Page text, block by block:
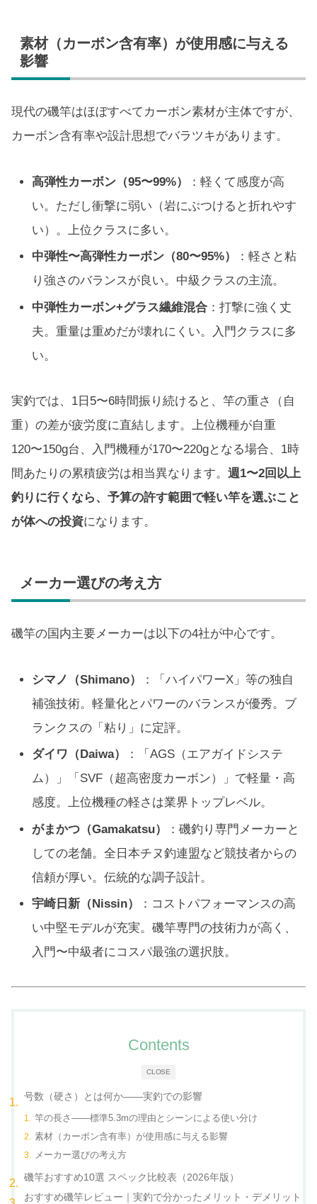
素材（カーボン含有率）が使用感に与える
影響
現代の磯竿はほぼすべてカーボン素材が主体ですが、
カーボン含有率や設計思想でバラツキがあります。
高弾性カーボン（95〜99%）
：軽くて感度が高
い。ただし衝撃に弱い（岩にぶつけると折れやす
い）。上位クラスに多い。
中弾性〜高弾性カーボン（80〜95%）
：軽さと粘
り強さのバランスが良い。中級クラスの主流。
中弾性カーボン+グラス繊維混合 ：打撃に強く丈
夫。重量は重めだが壊れにくい。入門クラスに多
い。
実釣では、1日5〜6時間振り続けると、竿の重さ（自
重）の差が疲労度に直結します。上位機種が自重
120〜150g台、入門機種が170〜220gとなる場合、1時
間あたりの累積疲労は相当異なります。 週1〜2回以上
釣りに行くなら、予算の許す範囲で軽い竿を選ぶこと
が体への投資になります。
メーカー選びの考え方
磯竿の国内主要メーカーは以下の4社が中心です。
シマノ（Shimano）
：「ハイパワーX」等の独自
補強技術。軽量化とパワーのバランスが優秀。ブ
ランクスの「粘り」に定評。
ダイワ（Daiwa）
：「AGS（エアガイドシステ
ム）」「SVF（超高密度カーボン）」で軽量・高
感度。上位機種の軽さは業界トップレベル。
がまかつ（Gamakatsu）
：磯釣り専門メーカーと
しての老舗。全日本チヌ釣連盟など競技者からの
信頼が厚い。伝統的な調子設計。
宇崎日新（Nissin）
：コストパフォーマンスの高
い中堅モデルが充実。磯竿専門の技術力が高く、
入門〜中級者にコスパ最強の選択肢。
CLOSE
Contents
号数（硬さ）とは何か——実釣での影響
竿の長さ——標準5.3mの理由とシーンによる使い分け
素材（カーボン含有率）が使用感に与える影響
メーカー選びの考え方
磯竿おすすめ10選 スペック比較表（2026年版）
おすすめ磯竿レビュー｜実釣で分かったメリット・デメリット